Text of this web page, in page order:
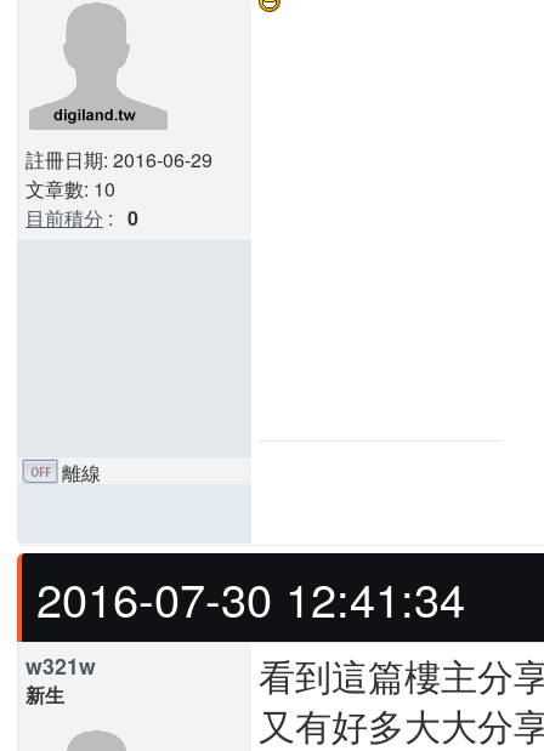
註冊日期: 2016-06-29
文章數: 10
目前積分 : 0
離線
2016-07-30 12:41:34
w321w
新生
看到這篇樓主分
又有好多大大分